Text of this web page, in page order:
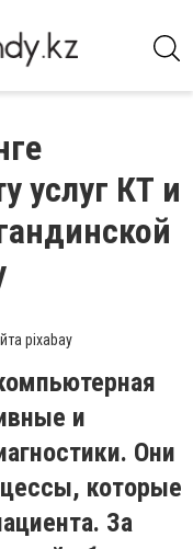
услуг КТ и
pixabay
и
Они
которые
За